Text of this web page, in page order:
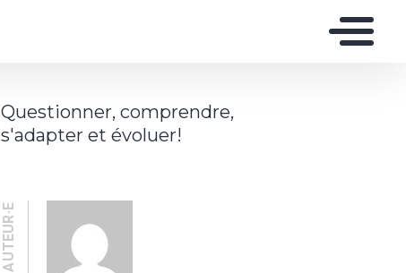
Questionner, comprendre,
s'adapter et évoluer!
AUTEUR·E